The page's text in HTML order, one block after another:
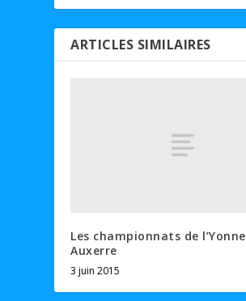
ARTICLES SIMILAIRES
Les championnats de
Auxerre
3 juin 2015